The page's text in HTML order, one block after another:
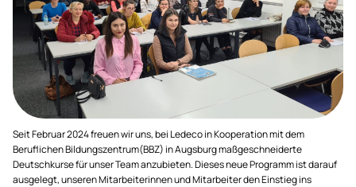
Seit Februar 2024 freuen wir uns, bei Ledeco in Kooperation mit dem
Beruflichen Bildungszentrum(BBZ) in Augsburg maßgeschneiderte
Deutschkurse für unser Team anzubieten. Dieses neue Programm ist darauf
ausgelegt, unseren Mitarbeiterinnen und Mitarbeiter den Einstieg ins